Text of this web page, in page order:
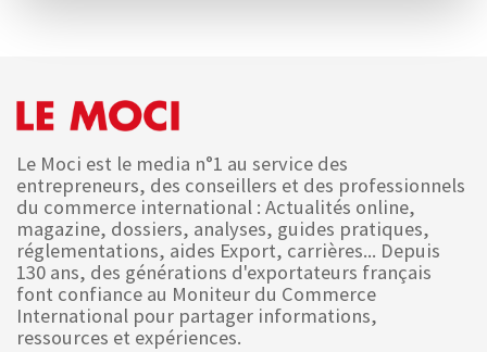
Le Moci est le media n°1 au service des
entrepreneurs, des conseillers et des professionnels
du commerce international : Actualités online,
magazine, dossiers, analyses, guides pratiques,
réglementations, aides Export, carrières... Depuis
130 ans, des générations d'exportateurs français
font confiance au Moniteur du Commerce
International pour partager informations,
ressources et expériences.